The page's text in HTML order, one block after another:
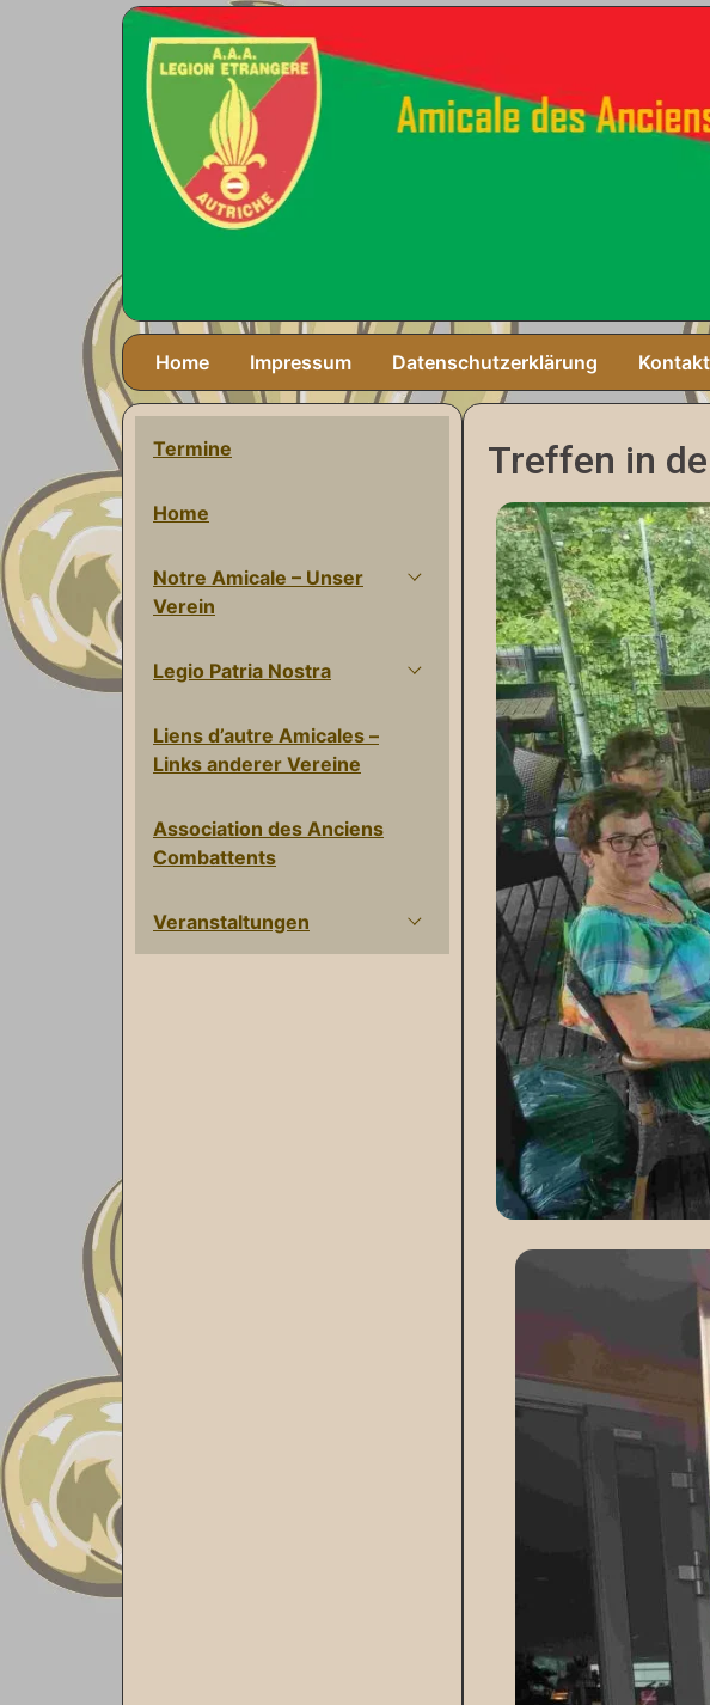
Home Impressum Datenschutzerklärung Kontakt
Termine
Home
Notre Amicale – Unser
Verein
Legio Patria Nostra
Liens d’autre Amicales –
Links anderer Vereine
Association des Anciens
Combattents
Veranstaltungen
Treffen in